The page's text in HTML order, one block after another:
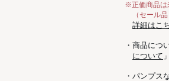
トで
でき
※正価商品は
（セール
詳細はこ
・商品につ
について
・パンプス